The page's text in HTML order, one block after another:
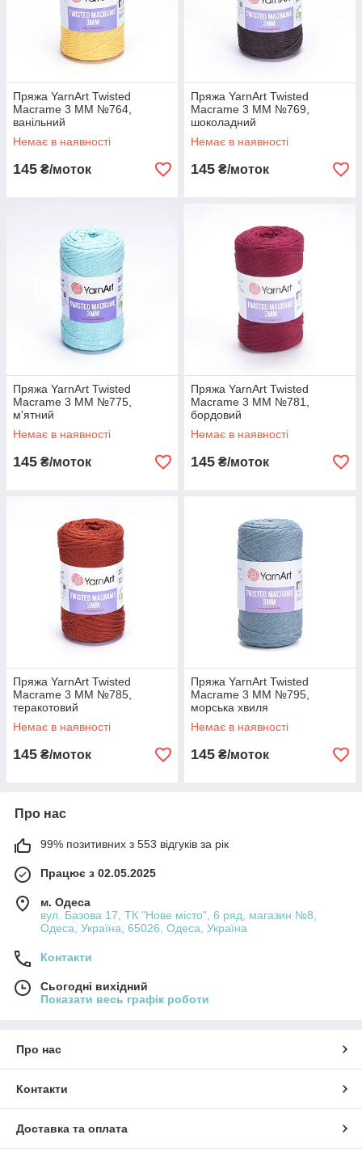
Пряжа YarnArt Twisted
Macrame 3 MM №764,
ванільний
Немає в наявності
145 ₴/моток
Пряжа YarnArt Twisted
Macrame 3 MM №769,
шоколадний
Немає в наявності
145 ₴/моток
Пряжа YarnArt Twisted
Macrame 3 MM №775,
м'ятний
Немає в наявності
145 ₴/моток
Пряжа YarnArt Twisted
Macrame 3 MM №781,
бордовий
Немає в наявності
145 ₴/моток
Пряжа YarnArt Twisted
Macrame 3 MM №785,
теракотовий
Немає в наявності
145 ₴/моток
Пряжа YarnArt Twisted
Macrame 3 MM №795,
морська хвиля
Немає в наявності
145 ₴/моток
Про нас
99% позитивних з 553 відгуків за рік
Працює з 02.05.2025
м. Одеса
вул. Базова 17, ТК "Нове місто", 6 ряд, магазин №8,
Одеса, Україна, 65026, Одеса, Україна
Контакти
Сьогодні вихідний
Показати весь графік роботи
Про нас
Контакти
Доставка та оплата